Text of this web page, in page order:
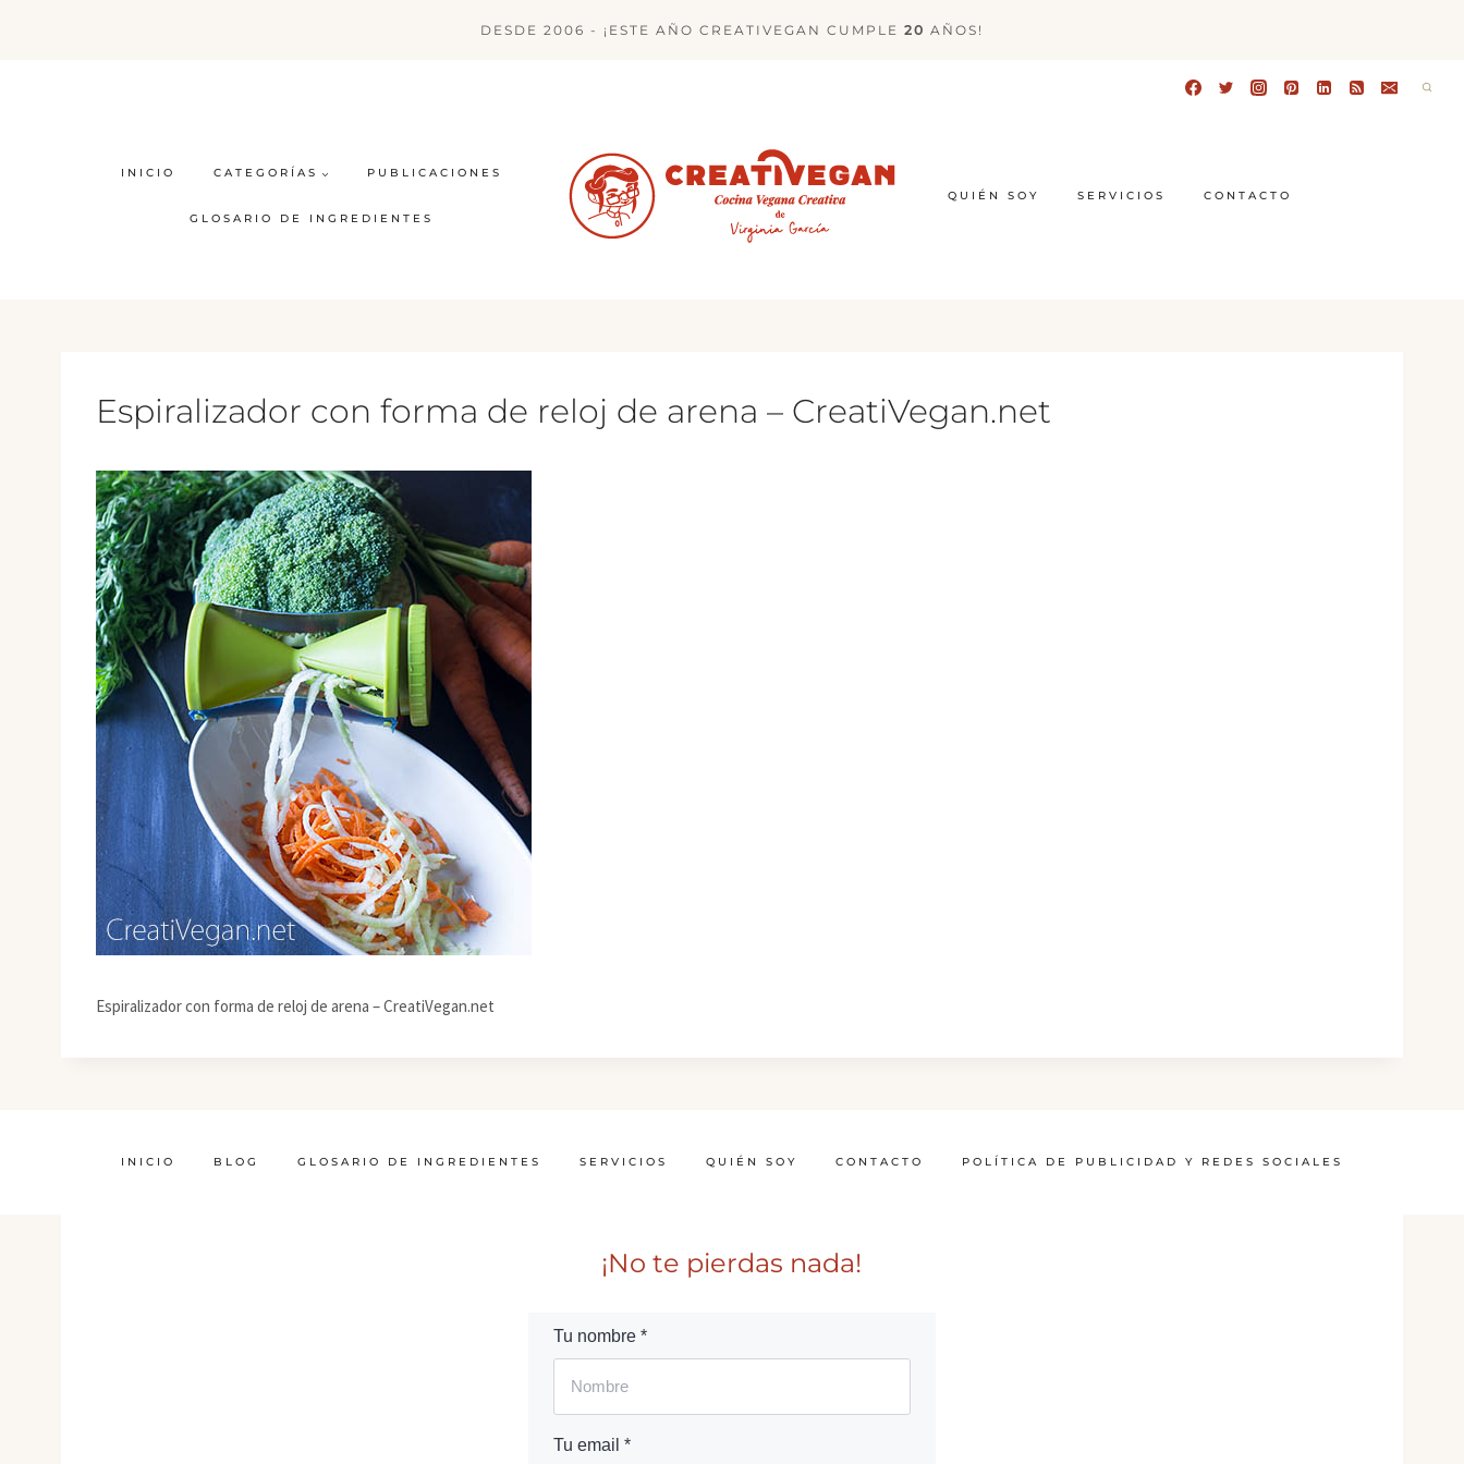
DESDE 2006 - ¡ESTE AÑO CREATIVEGAN CUMPLE 20 AÑOS!
INICIO CATEGORÍAS PUBLICACIONES
GLOSARIO DE INGREDIENTES
QUIÉN SOY SERVICIOS CONTACTO
Espiralizador con forma de reloj de arena – CreatiVegan.net
Espiralizador con forma de reloj de arena – CreatiVegan.net
INICIO BLOG GLOSARIO DE INGREDIENTES SERVICIOS QUIÉN SOY CONTACTO POLÍTICA DE PUBLICIDAD Y REDES SOCIALES
¡No te pierdas nada!
Tu nombre *
Tu email *